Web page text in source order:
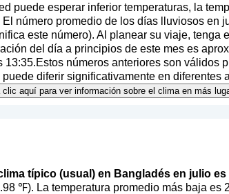
puede esperar inferior temperaturas, la
número promedio de los días lluviosos en
este número). Al planear su viaje, tenga
del día a principios de este mes es
13:35.Estos números anteriores son válidos
diferir significativamente en diferentes
clic aquí para ver información sobre el clima en más
típico (usual) en Bangladés en julio es
℉). La temperatura promedio más baja